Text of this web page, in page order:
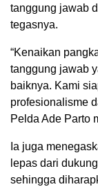
tanggung jawab
tegasnya.
“Kenaikan
tanggung jawab
baiknya. Kami
profesionalisme
Pelda Ade Parto
Ia juga
lepas dari
sehingga